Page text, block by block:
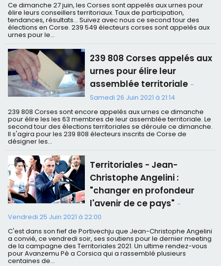
Ce dimanche 27 juin, les Corses sont appelés aux urnes pour
élire leurs conseillers territoriaux. Taux de participation,
tendances, résultats… Suivez avec nous ce second tour des
élections en Corse. 239 549 électeurs corses sont appelés aux
urnes pour le...
239 808 Corses appelés aux
urnes pour élire leur
assemblée territoriale -
Samedi 26 Juin 2021 à 21:14
239 808 Corses sont encore appelés aux urnes ce dimanche
pour élire les les 63 membres de leur assemblée territoriale. Le
second tour des élections territoriales se déroule ce dimanche.
Il s'agira pour les 239 808 électeurs inscrits de Corse de
désigner les...
Territoriales - Jean-
Christophe Angelini :
"changer en profondeur
l'avenir de ce pays" -
Vendredi 25 Juin 2021 à 22:00
C'est dans son fief de Portivechju que Jean-Christophe Angelini
a convié, ce vendredi soir, ses soutiens pour le dernier meeting
de la campagne des Territoriales 2021. Un ultime rendez-vous
pour Avanzemu Pè a Corsica qui a rassemblé plusieurs
centaines de...